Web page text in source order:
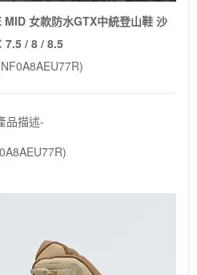
女款防水GTX中統登山鞋 沙
7.5 / 8 / 8.5
品描述-